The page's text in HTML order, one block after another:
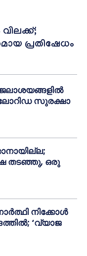
പ്രതിഷേധം
സുരക്ഷാ
തടഞ്ഞു, ഒരു
നിക്കോൾ
‘വ്യാജ